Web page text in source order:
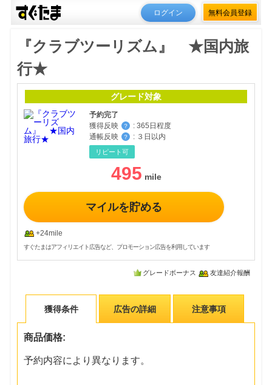
ログイン 無料会員登録
『クラブツーリズム』 ★国内旅
行★
グレード対象
予約完了
獲得反映
？ : 365日程度
通帳反映
？ : ３日以内
リピート可
495
マイルを貯める
+24mile
すぐたまはアフィリエイト広告など、プロモーション広告を利用しています
グレードボーナス 友達紹介報酬
獲得条件 広告の詳細 注意事項
商品価格:
予約内容により異なります。